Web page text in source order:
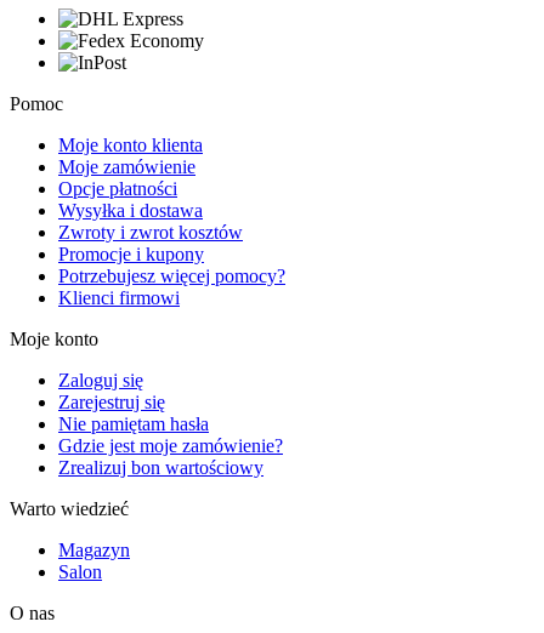
Pomoc
Moje konto klienta
Moje zamówienie
Opcje płatności
Wysyłka i dostawa
Zwroty i zwrot kosztów
Promocje i kupony
Potrzebujesz więcej pomocy?
Klienci firmowi
Moje konto
Zaloguj się
Zarejestruj się
Nie pamiętam hasła
Gdzie jest moje zamówienie?
Zrealizuj bon wartościowy
Warto wiedzieć
Magazyn
Salon
O nas